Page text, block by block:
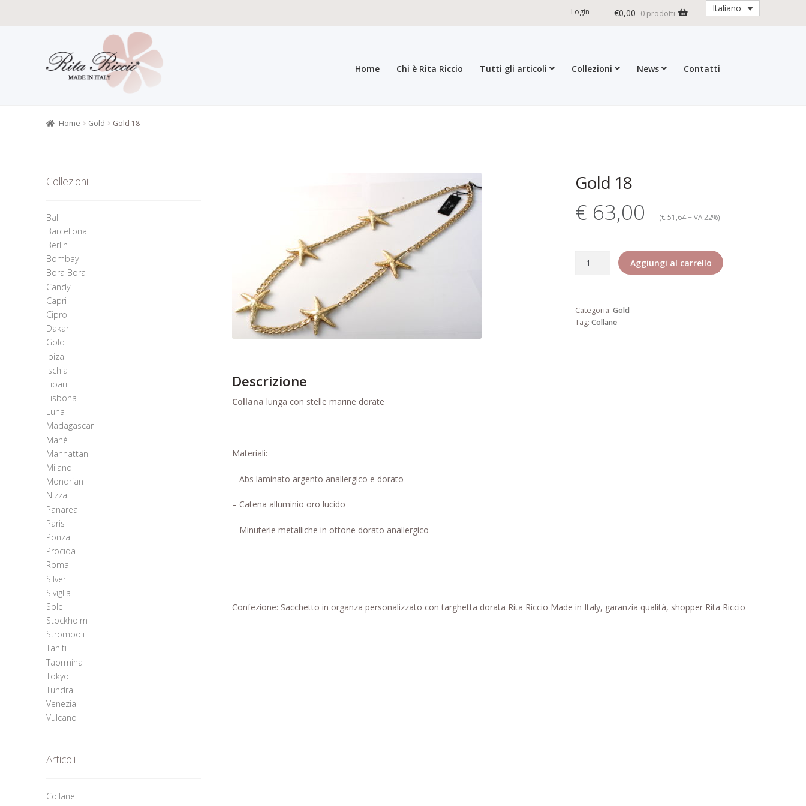
Login €0,00 0 prodotti Italiano
alla
navigazione
contenuto
Home Chi è Rita Riccio Tutti gli articoli Collezioni News
Contatti
Rintraccia il tuo ordine Shop
Home Gold Gold 18
Gold 18
€ 63,00 (€ 51,64 +IVA 22%)
Aggiungi al carrello
Categoria:Gold
Tag:Collane
Descrizione
Collana lunga con stelle marine dorate
Materiali:
– Abs laminato argento anallergico e dorato
– Catena alluminio oro lucido
– Minuterie metalliche in ottone dorato anallergico
Confezione: Sacchetto in organza personalizzato con targhetta dorata Rita Riccio Made in Italy, garanzia qualità, shopper Rita Riccio
Collezioni
Bali
Barcellona
Berlin
Bombay
Bora Bora
Candy
Capri
Cipro
Dakar
Gold
Ibiza
Ischia
Lipari
Lisbona
Luna
Madagascar
Mahé
Manhattan
Milano
Mondrian
Nizza
Panarea
Paris
Ponza
Procida
Roma
Silver
Siviglia
Sole
Stockholm
Stromboli
Tahiti
Taormina
Tokyo
Tundra
Venezia
Vulcano
Articoli
Collane